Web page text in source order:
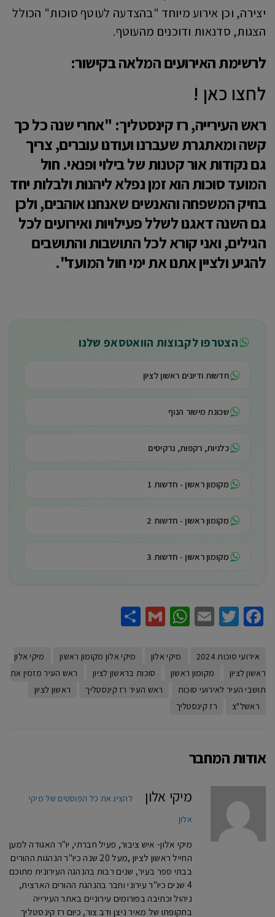
יצירה, וכן אירוע מיוחד "בהצדעה לעוטף סוכות" הכולל
הצגות, סדנאות ודוכנים מהעוטף.
לרשימת האירועים המלאה בקישור:
לחצו כאן !
ראש העירייה, רז קינסטליך: "אחרי שנה כל כך
קשה ומאתגרת שעברנו ועודנו עוברים, צריך
גם נקודות אור קטנות של בילוי ופנאי. חול
המועד סוכות הוא זמן נפלא ליהנות ולבלות יחד
בחיק המשפחה והאנשים שאנחנו אוהבים, ולכן
גם השנה דאגנו לשלל פעילויות ואירועים לכל
הגילים, ואני קורא לכל התושבות והתושבים
להגיע ולציין אתנו את ימי חול המועד".
הצטרפו לקבוצות הוואטסאפ שלנו
חדשות ודיונים ראשון לציון
שכונת מישור הנוף
כלניות, רקפות, נרקיסים
מקומון ראשון - חדשות 1
מקומון ראשון - חדשות 2
מקומון ראשון - חדשות 3
Facebook
Twitter
Email
WhatsApp
Gmail
אירועי סוכות 2024 מיקי אלון מיקי אלון מקומון ראשון
מיקי אלון
ראשון לציון
מקומון ראשון סוכות בראשון לציון
ראש העיר מזמין את
תושבי העיר לאירועי סוכות
ראש העיר רז קינסטליך
ראשון לציון
ראשל"צ
רז קינסטליך
אודות המחבר
מיקי אלון
להציג את כל הפוסטים של מיקי
אלון
מיקי אלון- איש ציבור, פעיל חברתי, יו"ר האגודה למען
החייל ראשון לציון ,מעל 20 שנה כיו"ר הנהגות ההורים
בבתי ספר בעיר, שנים רבות בהנהגה העירונית מתוכם
4 שנים כיו"ר עירוני וחבר בהנהגת ההורים הארצית,
ניהול וכתיבה בפורומים עירוניים באתר העירייה
בתקופתו של מאיר ניצן ודב צור, כיום רז קינסטליך